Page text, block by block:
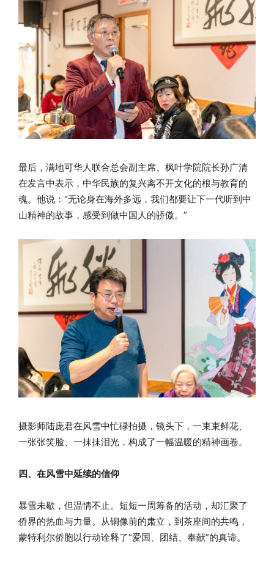
最后，满地可华人联合总会副主席、枫叶学院院长孙广清
在发言中表示，中华民族的复兴离不开文化的根与教育的
魂。他说：“无论身在海外多远，我们都要让下一代听到中
山精神的故事，感受到做中国人的骄傲。”
摄影师陆庞君在风雪中忙碌拍摄，镜头下，一束束鲜花、
一张张笑脸、一抹抹泪光，构成了一幅温暖的精神画卷。
四、在风雪中延续的信仰
暴雪未歇，但温情不止。短短一周筹备的活动，却汇聚了
侨界的热血与力量。从铜像前的肃立，到茶座间的共鸣，
蒙特利尔侨胞以行动诠释了“爱国、团结、奉献”的真谛。